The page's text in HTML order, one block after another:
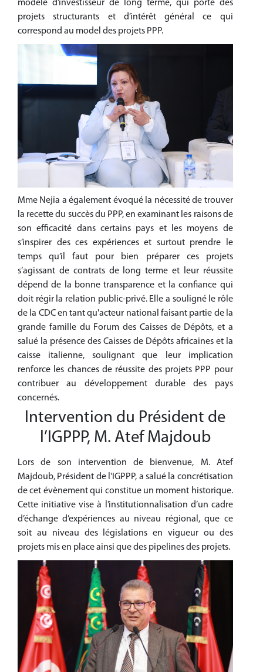
modèle d’investisseur de long terme, qui porte des
projets structurants et d’intérêt général ce qui
correspond au model des projets PPP.
Mme Nejia a également évoqué la nécessité de trouver
la recette du succès du PPP, en examinant les raisons de
son efficacité dans certains pays et les moyens de
s’inspirer des ces expériences et surtout prendre le
temps qu’il faut pour bien préparer ces projets
s’agissant de contrats de long terme et leur réussite
dépend de la bonne transparence et la confiance qui
doit régir la relation public-privé. Elle a souligné le rôle
de la CDC en tant qu'acteur national faisant partie de la
grande famille du Forum des Caisses de Dépôts, et a
salué la présence des Caisses de Dépôts africaines et la
caisse italienne, soulignant que leur implication
renforce les chances de réussite des projets PPP pour
contribuer au développement durable des pays
concernés.
Intervention du Président de
l’IGPPP, M. Atef Majdoub
Lors de son intervention de bienvenue, M. Atef
Majdoub, Président de l'IGPPP, a salué la concrétisation
de cet évènement qui constitue un moment historique.
Cette initiative vise à l’institutionnalisation d’un cadre
d’échange d’expériences au niveau régional, que ce
soit au niveau des législations en vigueur ou des
projets mis en place ainsi que des pipelines des projets.